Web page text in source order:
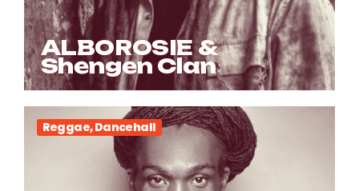
ALBOROSIE &
Shengen Clan
Reggae, Dancehall